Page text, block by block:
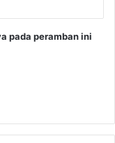
pada peramban ini